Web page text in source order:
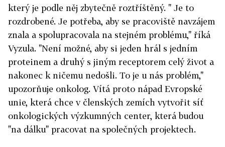
který je podle něj zbytečně roztříštěný. " Je to
rozdrobené. Je potřeba, aby se pracoviště navzájem
znala a spolupracovala na stejném problému," říká
Vyzula. "Není možné, aby si jeden hrál s jedním
proteinem a druhý s jiným receptorem celý život a
nakonec k ničemu nedošli. To je u nás problém,"
upozorňuje onkolog. Vítá proto nápad Evropské
unie, která chce v členských zemích vytvořit síť
onkologických výzkumných center, která budou
"na dálku" pracovat na společných projektech.